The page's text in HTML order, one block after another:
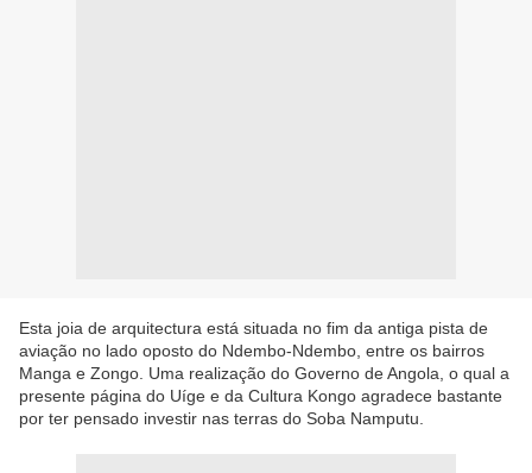
Esta joia de arquitectura está situada no fim da antiga pista de
aviação no lado oposto do Ndembo-Ndembo, entre os bairros
Manga e Zongo. Uma realização do Governo de Angola, o qual a
presente página do Uíge e da Cultura Kongo agradece bastante
por ter pensado investir nas terras do Soba Namputu.